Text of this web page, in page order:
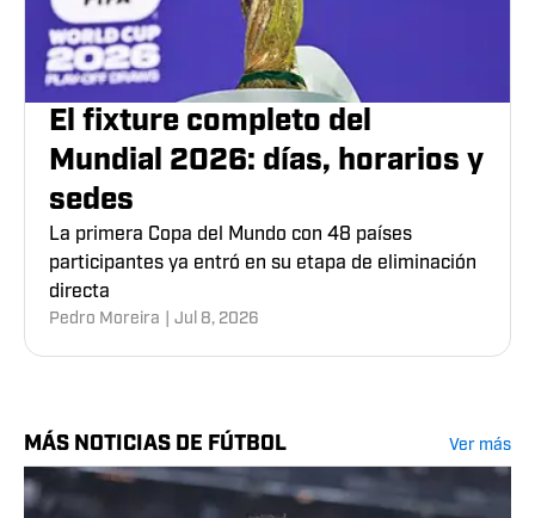
El fixture completo del
Mundial 2026: días, horarios y
sedes
La primera Copa del Mundo con 48 países
participantes ya entró en su etapa de eliminación
directa
Pedro Moreira Jul 8, 2026
MÁS NOTICIAS DE FÚTBOL Ver más